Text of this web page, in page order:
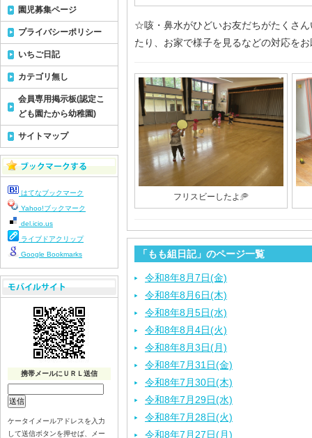
☆咳・鼻水がひどいお友だちがたくさ
たり、お家で様子を見るなどの対応を
フリスビーしたよ🥏
「もも組日記」のページ一覧
令和8年8月7日(金)
令和8年8月6日(木)
令和8年8月5日(水)
令和8年8月4日(火)
令和8年8月3日(月)
令和8年7月31日(金)
令和8年7月30日(木)
令和8年7月29日(水)
令和8年7月28日(火)
令和8年7月27日(月)
園児募集ページ
プライバシーポリシー
いちご日記
カテゴリ無し
会員専用掲示板(認定こ
ども園たから幼稚園)
サイトマップ
はてなブックマーク
Yahoo!ブックマーク
del.icio.us
ライブドアクリップ
Google Bookmarks
携帯メールにＵＲＬ送信
ケータイメールアドレスを入力
して送信ボタンを押せば、メー